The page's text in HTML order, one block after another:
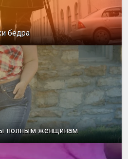
бедра
полным женщинам